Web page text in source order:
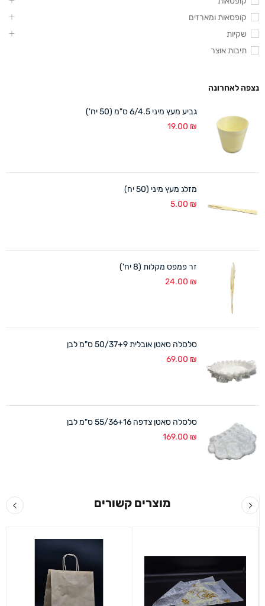
קופסאות ומארזים
שקיות
תיבות אוצר
נצפה לאחרונה
גביע מעץ מיני 6/4.5 ס"מ (50 יח')
19.00 ₪
מזלג מעץ מיני (50 יח)
5.00 ₪
זר פמפס מקלות (8 יח')
24.00 ₪
סלסלה סאטן אובלית 50/37+9 ס"מ לבן
69.00 ₪
סלסלה סאטן צדפה 55/36+16 ס"מ לבן
169.00 ₪
מוצרים קשורים